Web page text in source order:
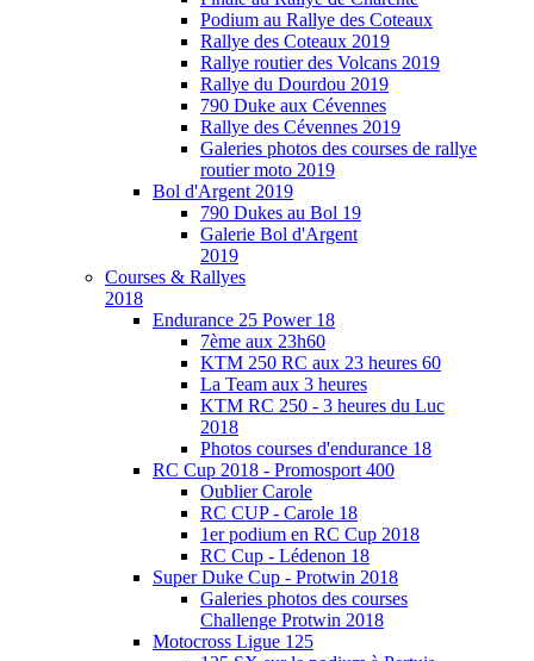
Podium au Rallye des Coteaux
Rallye des Coteaux 2019
Rallye routier des Volcans 2019
Rallye du Dourdou 2019
790 Duke aux Cévennes
Rallye des Cévennes 2019
Galeries photos des courses de rallye
routier moto 2019
Bol d'Argent 2019
790 Dukes au Bol 19
Galerie Bol d'Argent
2019
Courses & Rallyes
2018
Endurance 25 Power 18
7ème aux 23h60
KTM 250 RC aux 23 heures 60
La Team aux 3 heures
KTM RC 250 - 3 heures du Luc
2018
Photos courses d'endurance 18
RC Cup 2018 - Promosport 400
Oublier Carole
RC CUP - Carole 18
1er podium en RC Cup 2018
RC Cup - Lédenon 18
Super Duke Cup - Protwin 2018
Galeries photos des courses
Challenge Protwin 2018
Motocross Ligue 125